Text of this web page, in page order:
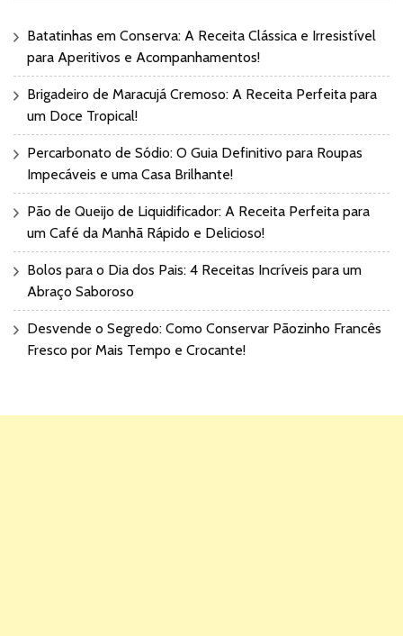
Batatinhas em Conserva: A Receita Clássica e Irresistível
para Aperitivos e Acompanhamentos!
Brigadeiro de Maracujá Cremoso: A Receita Perfeita para
um Doce Tropical!
Percarbonato de Sódio: O Guia Definitivo para Roupas
Impecáveis e uma Casa Brilhante!
Pão de Queijo de Liquidificador: A Receita Perfeita para
um Café da Manhã Rápido e Delicioso!
Bolos para o Dia dos Pais: 4 Receitas Incríveis para um
Abraço Saboroso
Desvende o Segredo: Como Conservar Pãozinho Francês
Fresco por Mais Tempo e Crocante!